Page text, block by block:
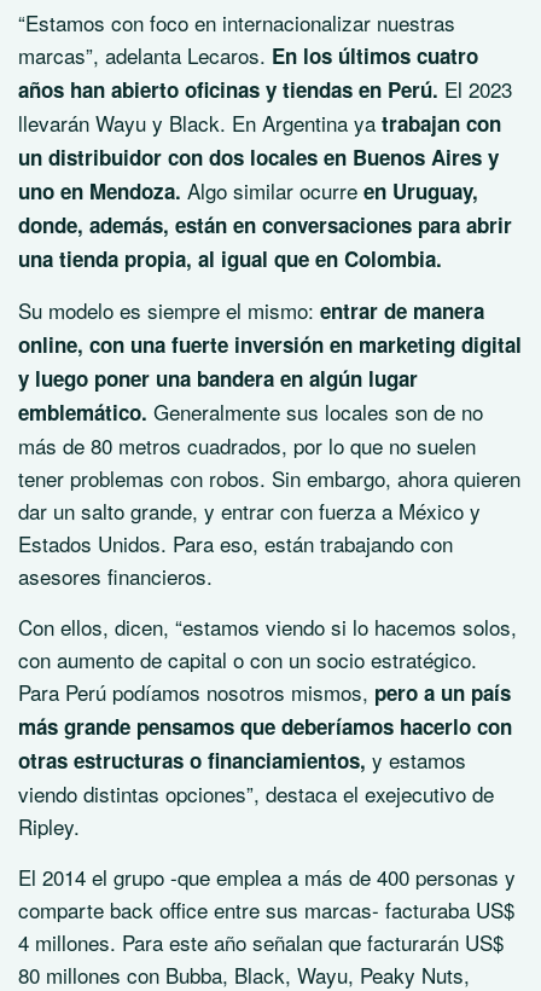
“Estamos con foco en internacionalizar nuestras
marcas”, adelanta Lecaros. En los últimos cuatro
años han abierto oficinas y tiendas en Perú. El 2023
llevarán Wayu y Black. En Argentina ya trabajan con
un distribuidor con dos locales en Buenos Aires y
uno en Mendoza. Algo similar ocurre en Uruguay,
donde, además, están en conversaciones para abrir
una tienda propia, al igual que en Colombia.
Su modelo es siempre el mismo: entrar de manera
online, con una fuerte inversión en marketing digital
y luego poner una bandera en algún lugar
emblemático. Generalmente sus locales son de no
más de 80 metros cuadrados, por lo que no suelen
tener problemas con robos. Sin embargo, ahora quieren
dar un salto grande, y entrar con fuerza a México y
Estados Unidos. Para eso, están trabajando con
asesores financieros.
Con ellos, dicen, “estamos viendo si lo hacemos solos,
con aumento de capital o con un socio estratégico.
Para Perú podíamos nosotros mismos, pero a un país
más grande pensamos que deberíamos hacerlo con
otras estructuras o financiamientos, y estamos
viendo distintas opciones”, destaca el exejecutivo de
Ripley.
El 2014 el grupo -que emplea a más de 400 personas y
comparte back office entre sus marcas- facturaba US$
4 millones. Para este año señalan que facturarán US$
80 millones con Bubba, Black, Wayu, Peaky Nuts,